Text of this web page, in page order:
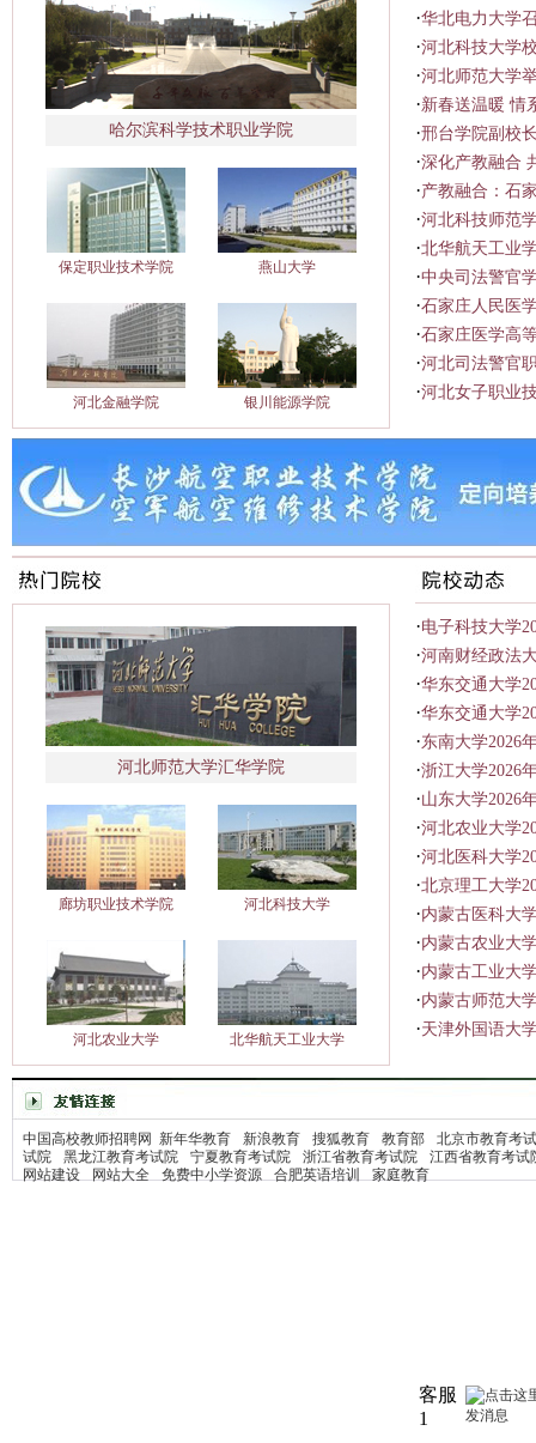
哈尔滨科学技术职业学院
保定职业技术学院 燕山大学
河北金融学院 银川能源学院
·华北电力大学
·河北科技大学
·河北师范大学
·新春送温暖
·邢台学院副校
·深化产教融合
·产教融合：石
·河北科技师范
·北华航天工业
·中央司法警官
·石家庄人民医
·石家庄医学高
·河北司法警官
·河北女子职业
河北师范大学汇华学院
廊坊职业技术学院 河北科技大学
河北农业大学 北华航天工业大学
·电子科技大学
·河南财经政法
·华东交通大学
·华东交通大学
·东南大学2026
·浙江大学2026
·山东大学2026
·河北农业大学
·河北医科大学
·北京理工大学
·内蒙古医科大
·内蒙古农业大
·内蒙古工业大
·内蒙古师范大
·天津外国语大
中国高校教师招聘网 新年华教育 新浪教育 搜狐教育 教育部
北京市教育考
试院
黑龙江教育考试院 宁夏教育考试院 浙江省教育考试院
江西省教育考试
网站建设
网站大全 免费中小学资源 合肥英语培训 家庭教育
客服
1